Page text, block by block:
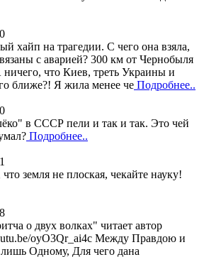
хайп на трагедии. С чего она взяла,
с аварией? 300 км от Чернобыля
что Киев, треть Украины и
ближе?! Я жила менее че Подробнее..
в СССР пели и так и так. Это чей
Подробнее..
земля не плоская, чекайте науку!
о двух волках" читает автор
oyO3Qr_ai4c Между Правдою и
Одному, Для чего дана